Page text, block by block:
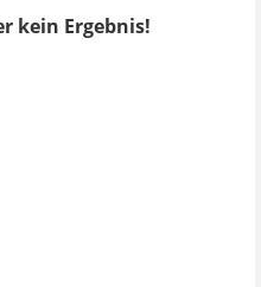
kein Ergebnis!